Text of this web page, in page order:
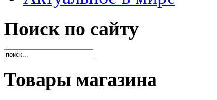
Поиск по сайту
Товары магазина